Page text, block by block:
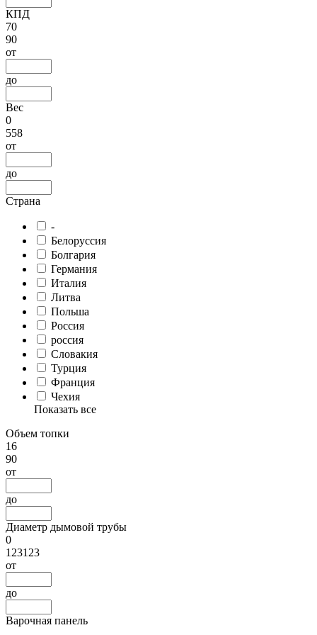
КПД
70
90
от
до
Вес
0
558
от
до
Страна
-
Белоруссия
Болгария
Германия
Италия
Литва
Польша
Россия
россия
Словакия
Турция
Франция
Чехия
Показать все
Объем топки
16
90
от
до
Диаметр дымовой трубы
0
123123
от
до
Варочная панель